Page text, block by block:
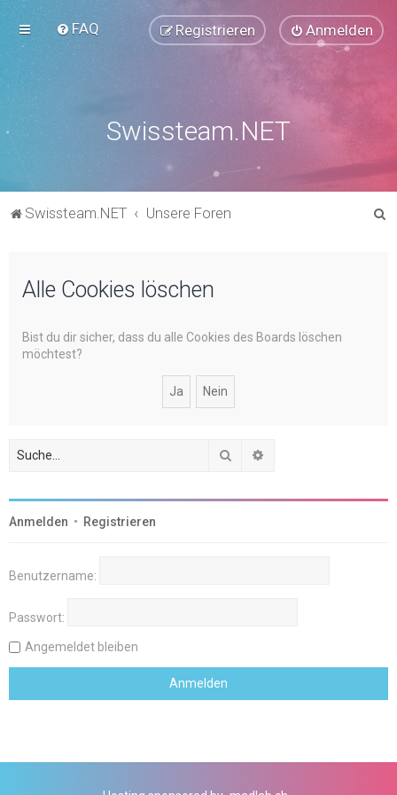
FAQ Anmelden
Registrieren
Swissteam.NET
Swissteam.NET Unsere Foren
Alle Cookies löschen
Bist du dir sicher, dass du alle Cookies des Boards löschen
möchtest?
Suche
Anmelden • Registrieren
Benutzername:
Passwort:
Angemeldet bleiben